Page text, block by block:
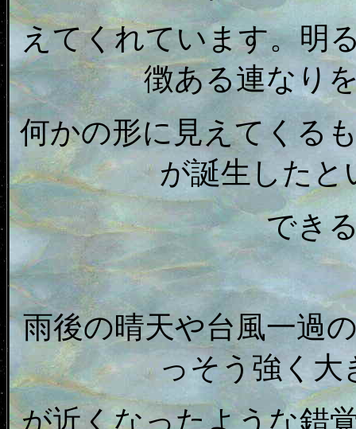
えてくれています。明
徴ある連なり
何かの形に見えてくる
が誕生したと
でき
雨後の晴天や台風一過
っそう強く
が近くなったような錯